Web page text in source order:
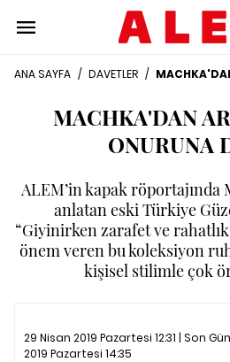
ANA SAYFA / DAVETLER /
MACHKA'DAN
ONURUNA
ALEM’in kapak
anlatan eski Türkiye
“Giyinirken zarafet ve
önem veren bu koleksiyon
kişisel stilimle çok
29 Nisan 2019 Pazartesi 12:31 | Son
2019 Pazartesi 14:35